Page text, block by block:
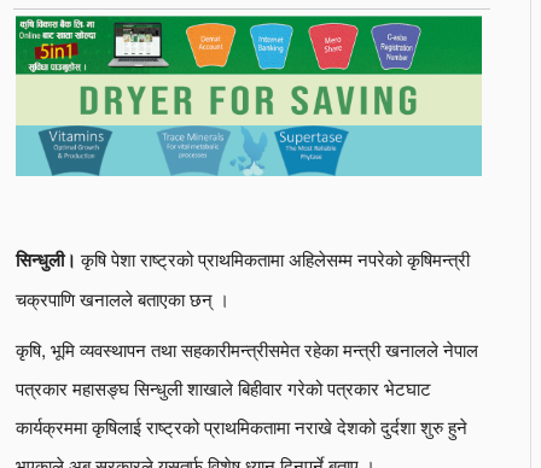
सिन्धुली। कृषि पेशा राष्ट्रको प्राथमिकतामा अहिलेसम्म नपरेको कृषिमन्त्री
चक्रपाणि खनालले बताएका छन् ।
कृषि, भूमि व्यवस्थापन तथा सहकारीमन्त्रीसमेत रहेका मन्त्री खनालले नेपाल
पत्रकार महासङ्घ सिन्धुली शाखाले बिहीवार गरेको पत्रकार भेटघाट
कार्यक्रममा कृषिलाई राष्ट्रको प्राथमिकतामा नराखे देशको दुर्दशा शुरु हुने